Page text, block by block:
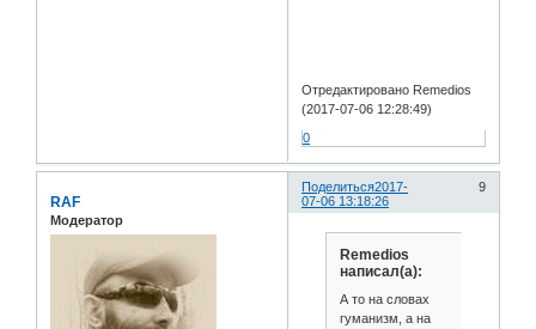
Отредактировано Remedios
(2017-07-06 12:28:49)
0
Поделиться 9
2017-
07-06 13:18:26
RAF
Модератор
Remedios
написал(а):
А то на словах
гуманизм, а на